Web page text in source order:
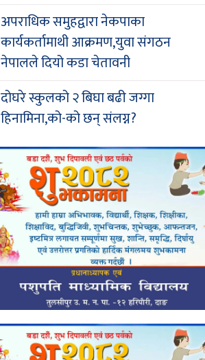
अपराधिक समुहद्वारा नेकपाका
कार्यकर्तामाथी आक्रमण,युवा संगठन
नेपालले दियो कडा चेतावनी
दोघरे स्कुलको २ बिघा बढी जग्गा
हिनामिना,को-को छन् संलग्न?